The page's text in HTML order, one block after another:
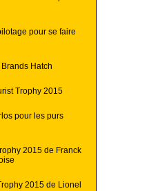
pour se faire
Hatch
Trophy 2015
pour les purs
2015 de Franck
2015 de Lionel